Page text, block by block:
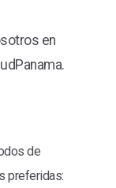
en
de
preferidas: